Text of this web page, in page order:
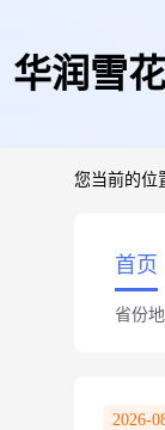
华润雪
您当前的位
首页
省份地
2026-